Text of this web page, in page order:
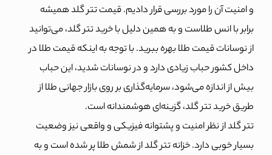
و امنیت آن را مورد بررسی قرار دادیم. قیمت تتر گلد همیشه
برابر با انس طلاست و به همین دلیل با خرید تتر گلد، می‌توانید
از نوسانات قیمت طلا بهره ببرید. با توجه به اینکه قیمت طلا در
داخل کشور حباب زیادی دارد و در نوسانات شدید، این حباب
بیش از اندازه می‌شود، سرمایه‌گذاری بر روی بازار جهانی طلا از
طریق خرید تتر گلد، گزینه‌ای هوشمندانه است.
تتر گلد از نظر امنیت و پشتوانه فیزیکی و واقعی نیز وضعیت
بسیار خوبی دارد. خزانه تتر گلد از شمش طلا پر شده است و به